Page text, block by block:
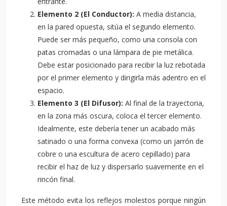
Elemento 2 (El Conductor): A media distancia,
en la pared opuesta, sitúa el segundo elemento.
Puede ser más pequeño, como una consola con
patas cromadas o una lámpara de pie metálica.
Debe estar posicionado para recibir la luz rebotada
por el primer elemento y dirigirla más adentro en el
espacio.
Elemento 3 (El Difusor): Al final de la trayectoria,
en la zona más oscura, coloca el tercer elemento.
Idealmente, este debería tener un acabado más
satinado o una forma convexa (como un jarrón de
cobre o una escultura de acero cepillado) para
recibir el haz de luz y dispersarlo suavemente en el
rincón final.
Este método evita los reflejos molestos porque ningún